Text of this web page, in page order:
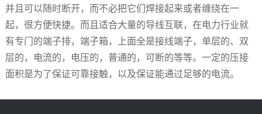
并且可以随时断开，而不必把它们焊接起来或者缠绕在一
起，很方便快捷。而且适合大量的导线互联，在电力行业就
有专门的端子排，端子箱，上面全是接线端子，单层的、双
层的，电流的，电压的，普通的，可断的等等。一定的压接
面积是为了保证可靠接触，以及保证能通过足够的电流。